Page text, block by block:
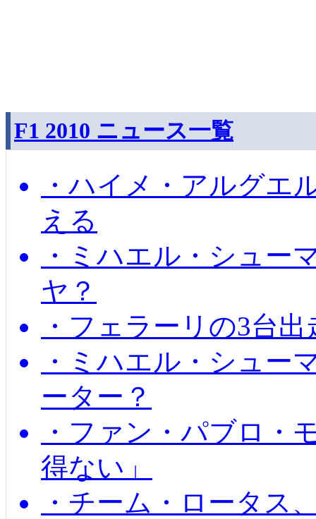
F1 2010 ニュース一覧
・ハイメ・アルグエ
える
・ミハエル・シュー
ヤ？
・フェラーリの3台
・ミハエル・シュー
ーター？
・ファン・パブロ・
得ない」
・チーム・ロータス